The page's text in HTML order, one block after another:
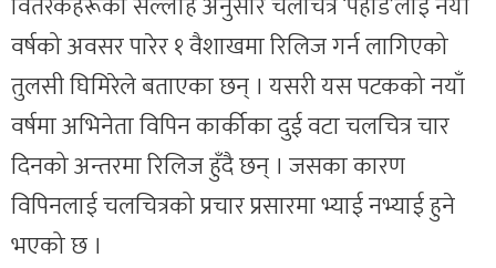
वर्षको अवसर पारेर १ वैशाखमा रिलिज गर्न लागिएको
तुलसी घिमिरेले बताएका छन् । यसरी यस पटकको नयाँ
वर्षमा अभिनेता विपिन कार्कीका दुई वटा चलचित्र चार
दिनको अन्तरमा रिलिज हुँदै छन् । जसका कारण
विपिनलाई चलचित्रको प्रचार प्रसारमा भ्याई नभ्याई हुने
भएको छ ।